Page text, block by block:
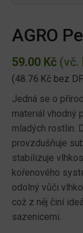
AGRO
59.00 Kč (vč.
(48.76 Kč bez
Jedná se o
materiál vhodný
mladých rostlin.
provzdušňuje
stabilizuje
kořenového
odolný vůči
což z něj činí
sazenicemi.